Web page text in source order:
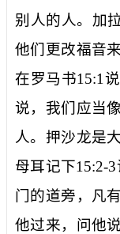
别人的人。加
他们更改福音
在罗马书15:1
说，我们应当
人。押沙龙是
母耳记下15:2-3
门的道旁，凡
他过来，问他